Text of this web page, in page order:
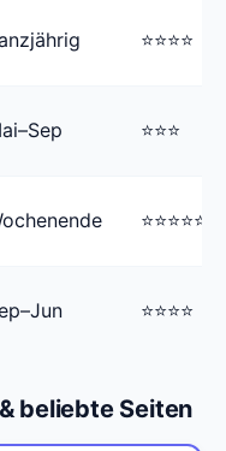
⭐⭐⭐⭐
⭐⭐⭐
⭐⭐⭐⭐⭐
⭐⭐⭐⭐
beliebte Seiten